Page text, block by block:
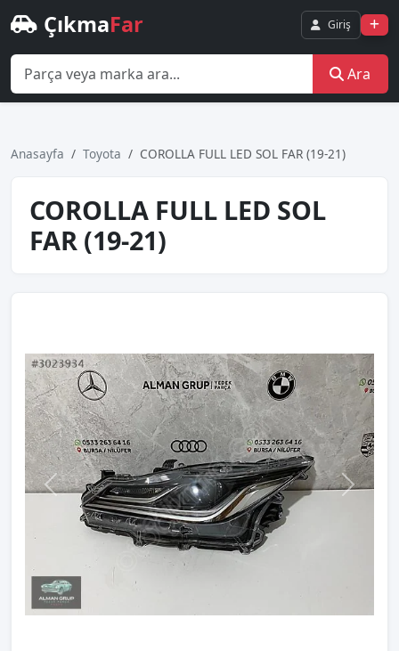
ÇıkmaFar Giriş
Ara
Anasayfa Toyota COROLLA FULL LED SOL FAR (19-21)
COROLLA FULL LED SOL
FAR (19-21)